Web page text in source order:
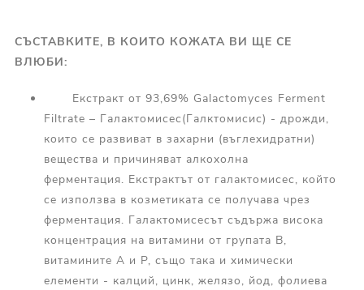
СЪСТАВКИТЕ, В КОИТО КОЖАТА ВИ ЩЕ СЕ
ВЛЮБИ:
Екстракт от 93,69% Galactomyces Ferment
Filtrate – Галактомисес(Галктомисис) - дрожди,
които се развиват в захарни (въглехидратни)
вещества и причиняват алкохолна
ферментация. Екстрактът от галактомисес, който
се използва в козметиката се получава чрез
ферментация. Галактомисесът съдържа висока
концентрация на витамини от групата В,
витамините А и Р, също така и химически
елементи - калций, цинк, желязо, йод, фолиева